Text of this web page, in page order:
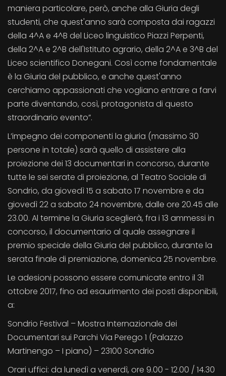
maniera particolare, però, anche alla Giuria degli
studenti, che quest'anno sarà composta dai ragazzi
della 4^A e 4^B del Liceo linguistico Piazzi Perpenti,
della 2^A e 2^B dell'Istituto agrario, della 2^A e 3^B del
Liceo scientifico Donegani. Così come fondamentale
è la Giuria del pubblico, e anche quest'anno
cerchiamo appassionati che vogliano entrare a farvi
parte diventando, così, protagonista di questo
straordinario evento”.
L’impegno dei componenti la giuria (massimo 30
persone in totale) sarà quello di assistere alla
proiezione dei 13 documentari in concorso, durante
tutte le sei serate di proiezione, al Teatro Sociale di
Sondrio, da giovedì 15 a sabato 17 novembre e da
giovedì 22 a sabato 24 novembre, dalle ore 20.45 alle
23.00. Al termine la Giuria sceglierà, fra i 13 ammessi in
concorso, il documentario al quale assegnare il
premio speciale della Giuria del pubblico, durante la
serata finale di premiazione, domenica 25 novembre.
Le adesioni possono essere comunicate entro il 31
ottobre 2017, fino ad esaurimento dei posti disponibili,
a:
Sondrio Festival – Mostra Internazionale dei
Documentari sui Parchi Via Perego 1 (Palazzo
Martinengo – I piano) – 23100 Sondrio
Orari uffici: da lunedì a venerdì, ore 9.00 - 12.00 / 14.30